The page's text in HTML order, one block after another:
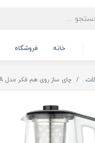
خانه فروشگاه
چای ساز روی هم فکر مدل BESTEA